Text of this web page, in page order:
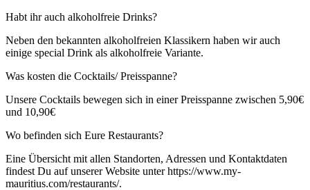
Habt ihr auch alkoholfreie Drinks?
Neben den bekannten alkoholfreien Klassikern haben wir auch
einige special Drink als alkoholfreie Variante.
Was kosten die Cocktails/ Preisspanne?
Unsere Cocktails bewegen sich in einer Preisspanne zwischen 5,90€
und 10,90€
Wo befinden sich Eure Restaurants?
Eine Übersicht mit allen Standorten, Adressen und Kontaktdaten
findest Du auf unserer Website unter https://www.my-
mauritius.com/restaurants/.